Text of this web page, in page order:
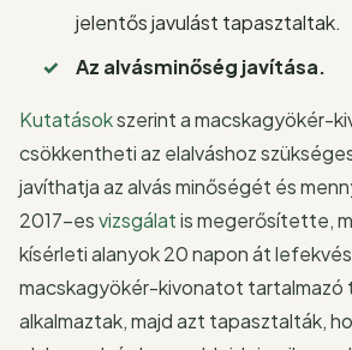
jelentős javulást tapasztaltak.
Az alvásminőség javítása.
Kutatásokszerint a macskagyökér-
csökkentheti az elalváshoz
javíthatja az alvás minőségét és
2017-esvizsgálatis megerősítette,
kísérleti alanyok 20 napon át
macskagyökér-kivonatot
alkalmaztak, majd azt tapasztalták,